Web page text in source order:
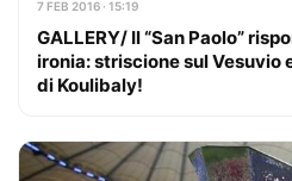
7 FEB 2016 · 15:19
GALLERY/ Il “San Paolo”
ironia: striscione sul Vesuvio
di Koulibaly!